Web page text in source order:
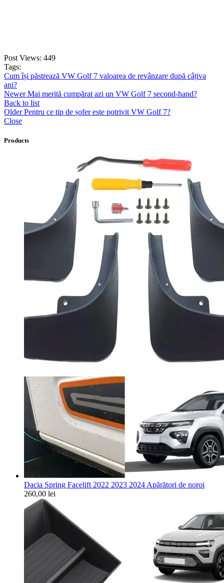
Post Views: 449
Tags:
Cum își păstrează VW Golf 7 valoarea de revânzare după câțiva
ani?
Newer Mai merită cumpărat azi un VW Golf 7 second-hand?
Back to list
Older Pentru ce tip de șofer este potrivit VW Golf 7?
Close
Products
Dacia Spring Facelift 2022 2023 2024 Apărători de noroi
260,00 lei